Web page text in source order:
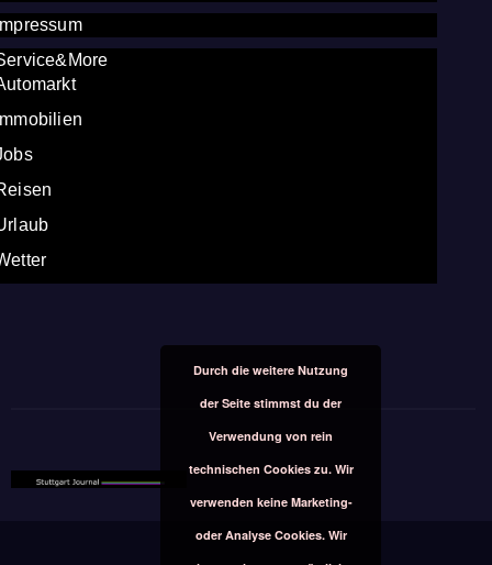
Durch die weitere Nutzung
der Seite stimmst du der
Verwendung von rein
technischen Cookies zu. Wir
verwenden keine Marketing-
oder Analyse Cookies. Wir